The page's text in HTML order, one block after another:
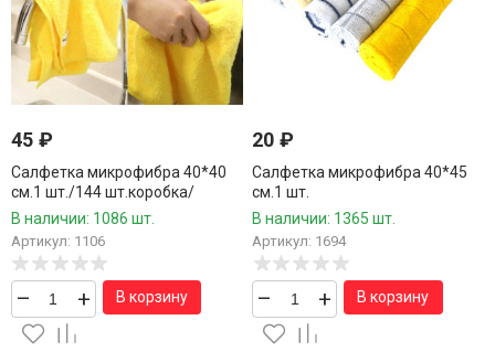
45 ₽
Салфетка микрофибра 40*40
см.1 шт./144 шт.коробка/
В наличии: 1086 шт.
Артикул: 1106
– + В корзину
20₽
Салфетка микрофибра 40*45
см.1 шт.
В наличии: 1365 шт.
Артикул: 1694
– + В корзину